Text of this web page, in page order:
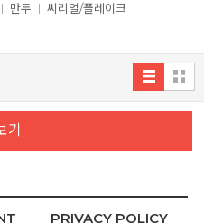
만두
씨리얼/플레이크
기
PRIVACY POLICY